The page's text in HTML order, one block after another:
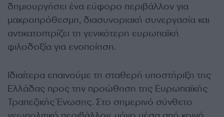
δημιουργήσει ένα εύφορο περιβάλλον για
μακροπρόθεσμη, διασυνοριακή συνεργασία και
αντικατοπτρίζει τη γενικότερη ευρωπαϊκή
φιλοδοξία για ενοποίηση.
Ιδιαίτερα επαινούμε τη σταθερή υποστήριξη της
Ελλάδας προς την προώθηση της Ευρωπαϊκής
Τραπεζικής Ένωσης. Στο σημερινό σύνθετο